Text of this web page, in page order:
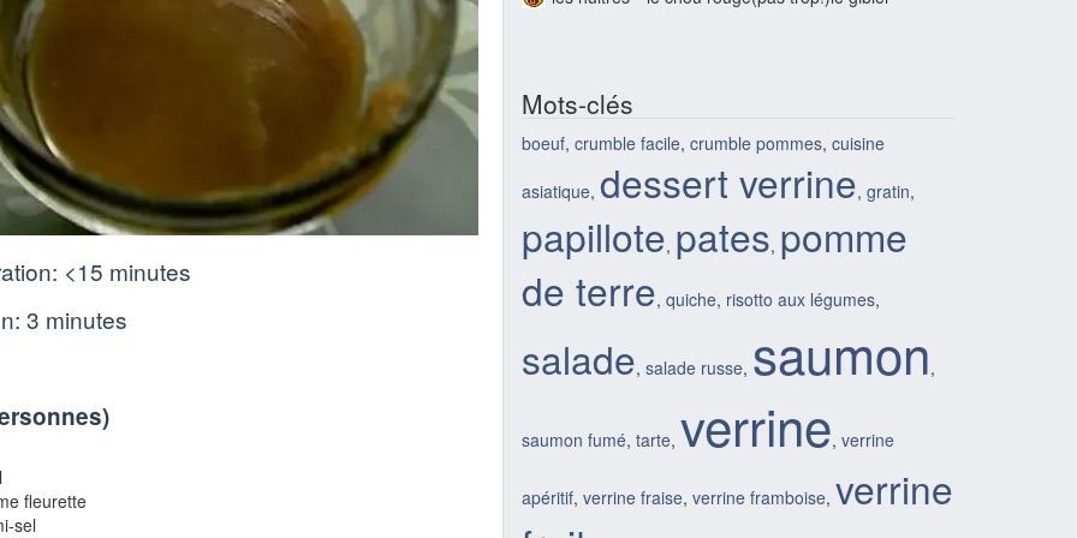
<15 minutes
3 minutes
)
fleurette
sel
Mots-clés
boeuf, crumble facile, crumble pommes, cuisine
asiatique, dessert verrine, gratin,
papillote, pates, pomme
de terre, quiche, risotto aux légumes,
salade, salade russe, saumon,
saumon fumé, tarte, verrine, verrine
apéritif, verrine fraise, verrine framboise, verrine